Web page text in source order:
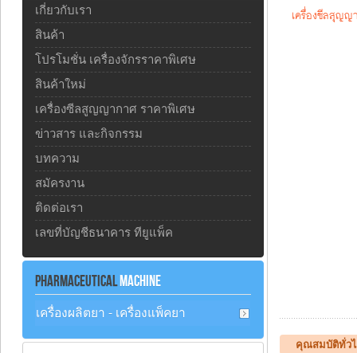
เครื่องซีลสุญญา
คุณสมบัติทั่วไ
เกี่ยวกับเรา
สินค้า
โปรโมชั่น เครื่องจักรราคาพิเศษ
สินค้าใหม่
เครื่องซีลสูญญากาศ ราคาพิเศษ
ข่าวสาร และกิจกรรม
บทความ
สมัครงาน
ติดต่อเรา
เลขที่บัญชีธนาคาร ทียูแพ็ค
PHARMACEUTICALMACHINE
เครื่องผลิตยา - เครื่องแพ็คยา